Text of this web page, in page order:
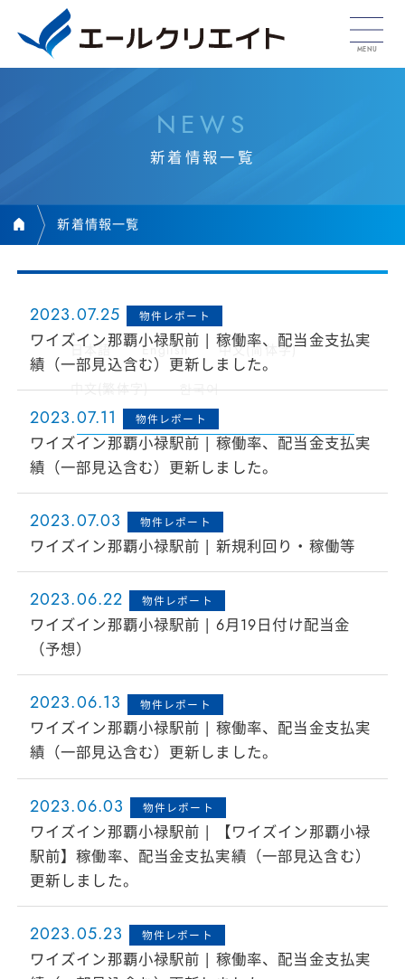
日本語 English 中文(简体字)
中文(繁体字) 한국어
新着情報一 覧
N EWS
新着情報一覧
2023.07.25 物件レポート
ワイズイン那覇小禄駅前 | 稼働率、配当金支払実
績（一部見込含む）更新しました。
2023.07.11 物件レポート
ワイズイン那覇小禄駅前 | 稼働率、配当金支払実
績（一部見込含む）更新しました。
2023.07.03 物件レポート
ワイズイン那覇小禄駅前 | 新規利回り・稼働等
2023.06.22 物件レポート
ワイズイン那覇小禄駅前 | 6月19日付け配当金
（予想）
2023.06.13 物件レポート
ワイズイン那覇小禄駅前 | 稼働率、配当金支払実
績（一部見込含む）更新しました。
2023.06.03 物件レポート
ワイズイン那覇小禄駅前 | 【ワイズイン那覇小禄
駅前】稼働率、配当金支払実績（一部見込含む）
更新しました。
2023.05.23 物件レポート
ワイズイン那覇小禄駅前 | 稼働率、配当金支払実